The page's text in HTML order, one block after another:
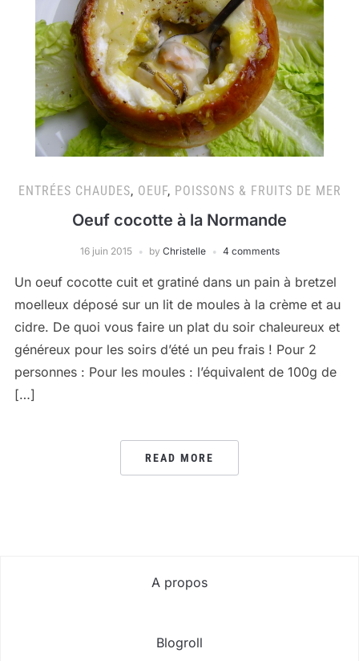
ENTRÉES CHAUDES, OEUF, POISSONS & FRUITS DE MER
Oeuf cocotte à la Normande
16 juin 2015 by Christelle 4 comments
Un oeuf cocotte cuit et gratiné dans un pain à bretzel
moelleux déposé sur un lit de moules à la crème et au
cidre. De quoi vous faire un plat du soir chaleureux et
généreux pour les soirs d’été un peu frais ! Pour 2
personnes : Pour les moules : l’équivalent de 100g de
[…]
READ MORE
A propos
Blogroll